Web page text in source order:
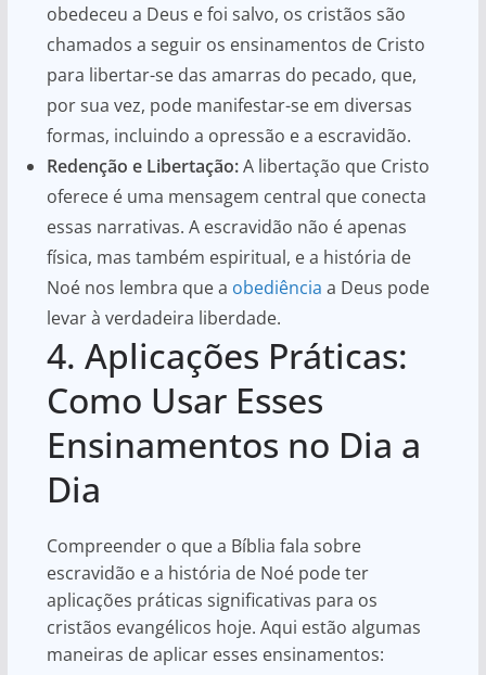
obedeceu a Deus e foi salvo, os cristãos são
chamados a seguir os ensinamentos de Cristo
para libertar-se das amarras do pecado, que,
por sua vez, pode manifestar-se em diversas
formas, incluindo a opressão e a escravidão.
Redenção e Libertação:A libertação que Cristo
oferece é uma mensagem central que conecta
essas narrativas. A escravidão não é apenas
física, mas também espiritual, e a história de
Noé nos lembra que a obediência a Deus pode
levar à verdadeira liberdade.
4. Aplicações Práticas:
Como Usar Esses
Ensinamentos no Dia a
Dia
Compreender o que a Bíblia fala sobre
escravidão e a história de Noé pode ter
aplicações práticas significativas para os
cristãos evangélicos hoje. Aqui estão algumas
maneiras de aplicar esses ensinamentos: